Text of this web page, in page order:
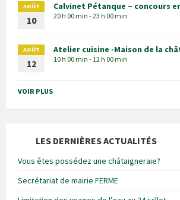
AOÛT
10
Calvinet Pétanque – concours
20 h 00 min - 23 h 00 min
AOÛT
12
Atelier cuisine -Maison de la
10 h 00 min - 12 h 00 min
VOIR PLUS
LES DERNIÈRES ACTUALITÉS
Vous êtes possédez une châtaigneraie?
Secrétariat de mairie FERME